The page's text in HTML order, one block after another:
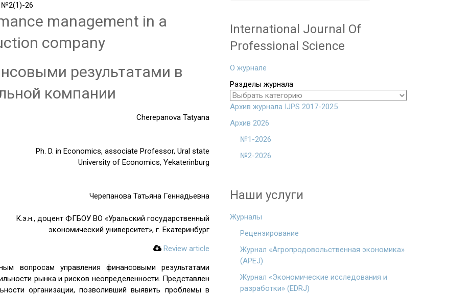
№2(1)-26
management in a
company
результатами в
компании
Cherepanova Tatyana
Ph. D. in Economics, associate Professor, Ural state
University of Economics, Yekaterinburg
Черепанова Татьяна Геннадьевна
К.э.н., доцент ФГБОУ ВО «Уральский государственный
экономический университет», г. Екатеринбург
Review article
вопросам управления финансовыми результатами
рынка и рисков неопределенности. Представлен
организации, позволивший выявить проблемы в
International Journal Of
Professional Science
О журнале
Разделы журнала
Архив журнала IJPS 2017-2025
Архив 2026
№1-2026
№2-2026
Наши услуги
Журналы
Рецензирование
Журнал «Агропродовольственная экономика»
(APEJ)
Журнал «Экономические исследования и
разработки» (EDRJ)